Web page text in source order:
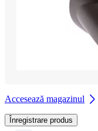
Accesează magazinul
Înregistrare produs